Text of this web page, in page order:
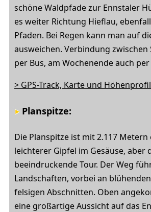
schöne Waldpfade zur Ennstaler
es weiter Richtung Hieflau,
Pfaden. Bei Regen kann man auf
ausweichen. Verbindung zwischen
per Bus, am Wochenende auch per
> GPS-Track, Karte und Höhenprofil
Planspitze:
Die Planspitze ist mit 2.117 Metern
leichterer Gipfel im Gesäuse, aber
beeindruckende Tour. Der Weg
Landschaften, vorbei an
felsigen Abschnitten. Oben
eine großartige Aussicht auf das